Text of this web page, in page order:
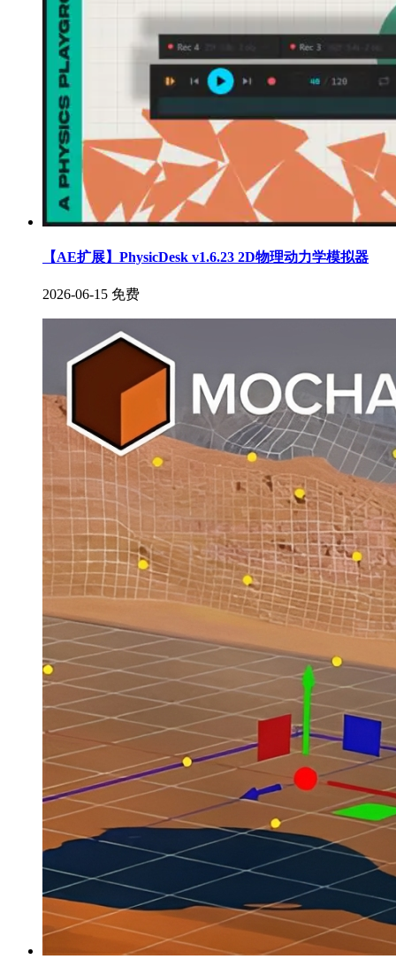
【AE扩展】PhysicDesk v1.6.23 2D物理动力学模拟器
2026-06-15 免费